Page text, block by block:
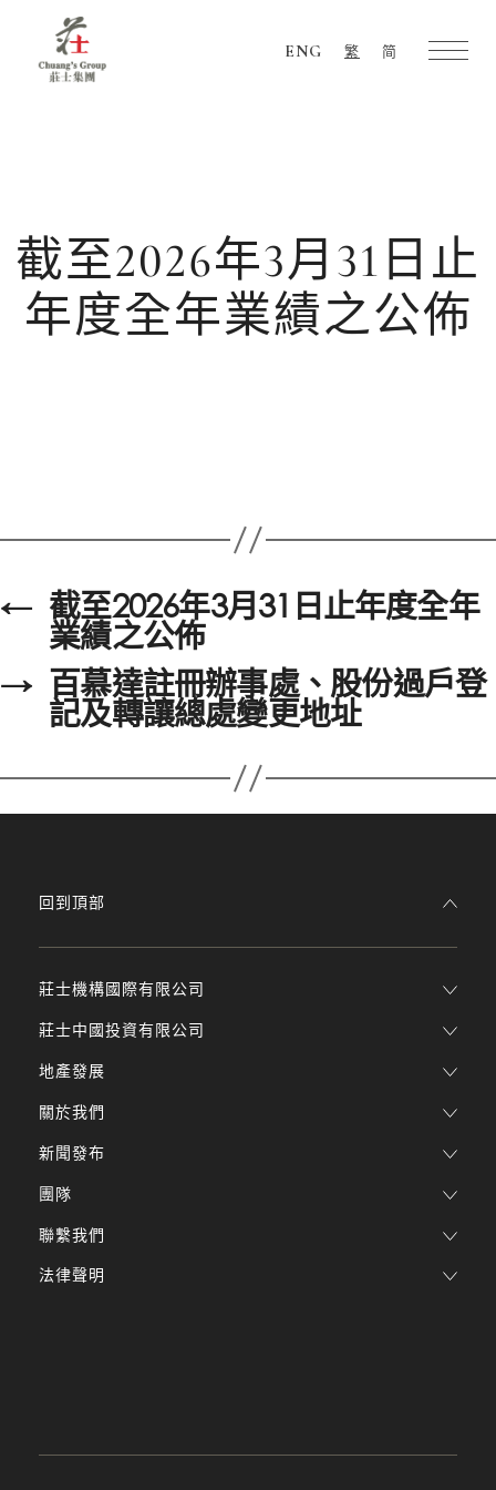
ENG 繁 简
截至2026年3月31日止
年度全年業績之公佈
← 截至2026年3月31日止年度全年
業績之公佈
→ 百慕達註冊辦事處、股份過戶登
記及轉讓總處變更地址
莊士機構國際有限公司
莊士中國投資有限公司
地產發展
關於我們
新聞發布
團隊
回到頂部
聯繫我們
法律聲明